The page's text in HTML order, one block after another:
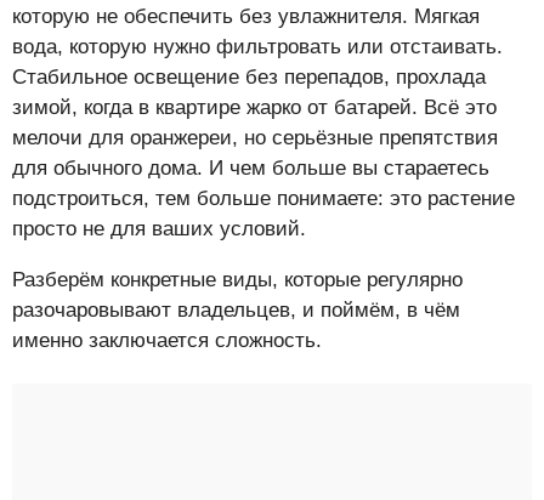
которую не обеспечить без увлажнителя. Мягкая
вода, которую нужно фильтровать или отстаивать.
Стабильное освещение без перепадов, прохлада
зимой, когда в квартире жарко от батарей. Всё это
мелочи для оранжереи, но серьёзные препятствия
для обычного дома. И чем больше вы стараетесь
подстроиться, тем больше понимаете: это растение
просто не для ваших условий.
Разберём конкретные виды, которые регулярно
разочаровывают владельцев, и поймём, в чём
именно заключается сложность.